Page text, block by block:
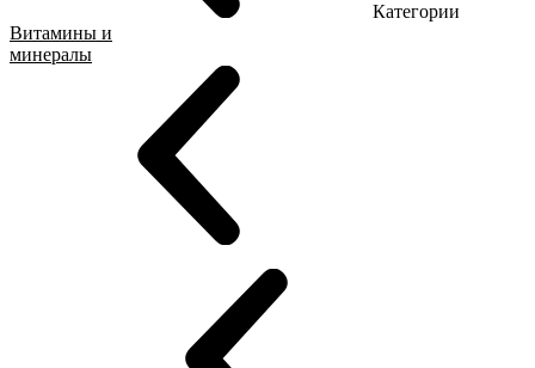
Категории
Витамины и
минералы